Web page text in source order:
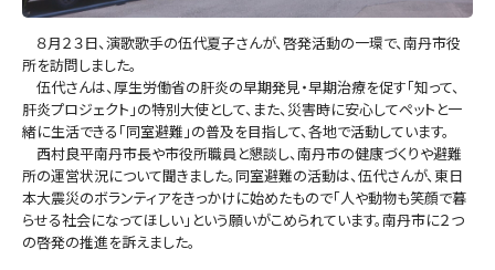
８月２３日、演歌歌手の伍代夏子さんが、啓発活動の一環で、南丹市役
所を訪問しました。
伍代さんは、厚生労働省の肝炎の早期発見・早期治療を促す「知って、
肝炎プロジェクト」の特別大使として、また、災害時に安心してペットと一
緒に生活できる「同室避難」の普及を目指して、各地で活動しています。
西村良平南丹市長や市役所職員と懇談し、南丹市の健康づくりや避難
所の運営状況について聞きました。同室避難の活動は、伍代さんが、東日
本大震災のボランティアをきっかけに始めたもので「人や動物も笑顔で暮
らせる社会になってほしい」という願いがこめられています。南丹市に２つ
の啓発の推進を訴えました。